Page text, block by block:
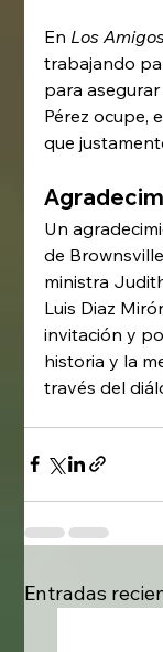
En Los
trabajando
para
Pérez ocupe,
que
Un
de
ministra
Luis Diaz
invitación y
historia y la
través del
Entradas